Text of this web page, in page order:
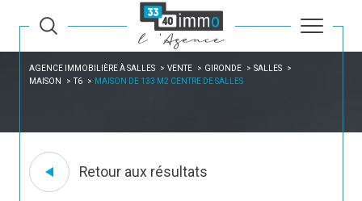
AGENCE IMMOBILIÈRE À SALLES VENTE GIRONDE
SALLES
MAISON
T6 MAISON DE 133 M2 CENTRE DE SALLES
Retour aux résultats